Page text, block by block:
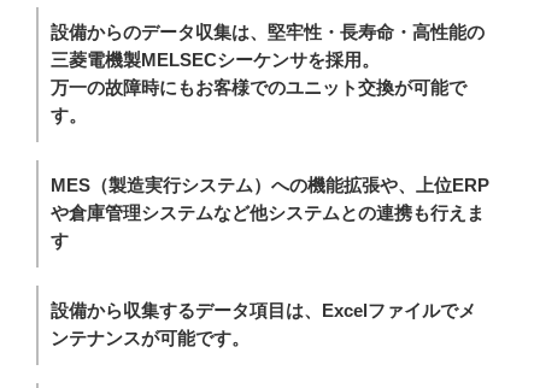
設備からのデータ収集は、堅牢性・長寿命・高性能の
三菱電機製MELSECシーケンサを採用。
万一の故障時にもお客様でのユニット交換が可能で
す。
MES（製造実行システム）への機能拡張や、上位ERP
や倉庫管理システムなど他システムとの連携も行えま
す
設備から収集するデータ項目は、Excelファイルでメ
ンテナンスが可能です。